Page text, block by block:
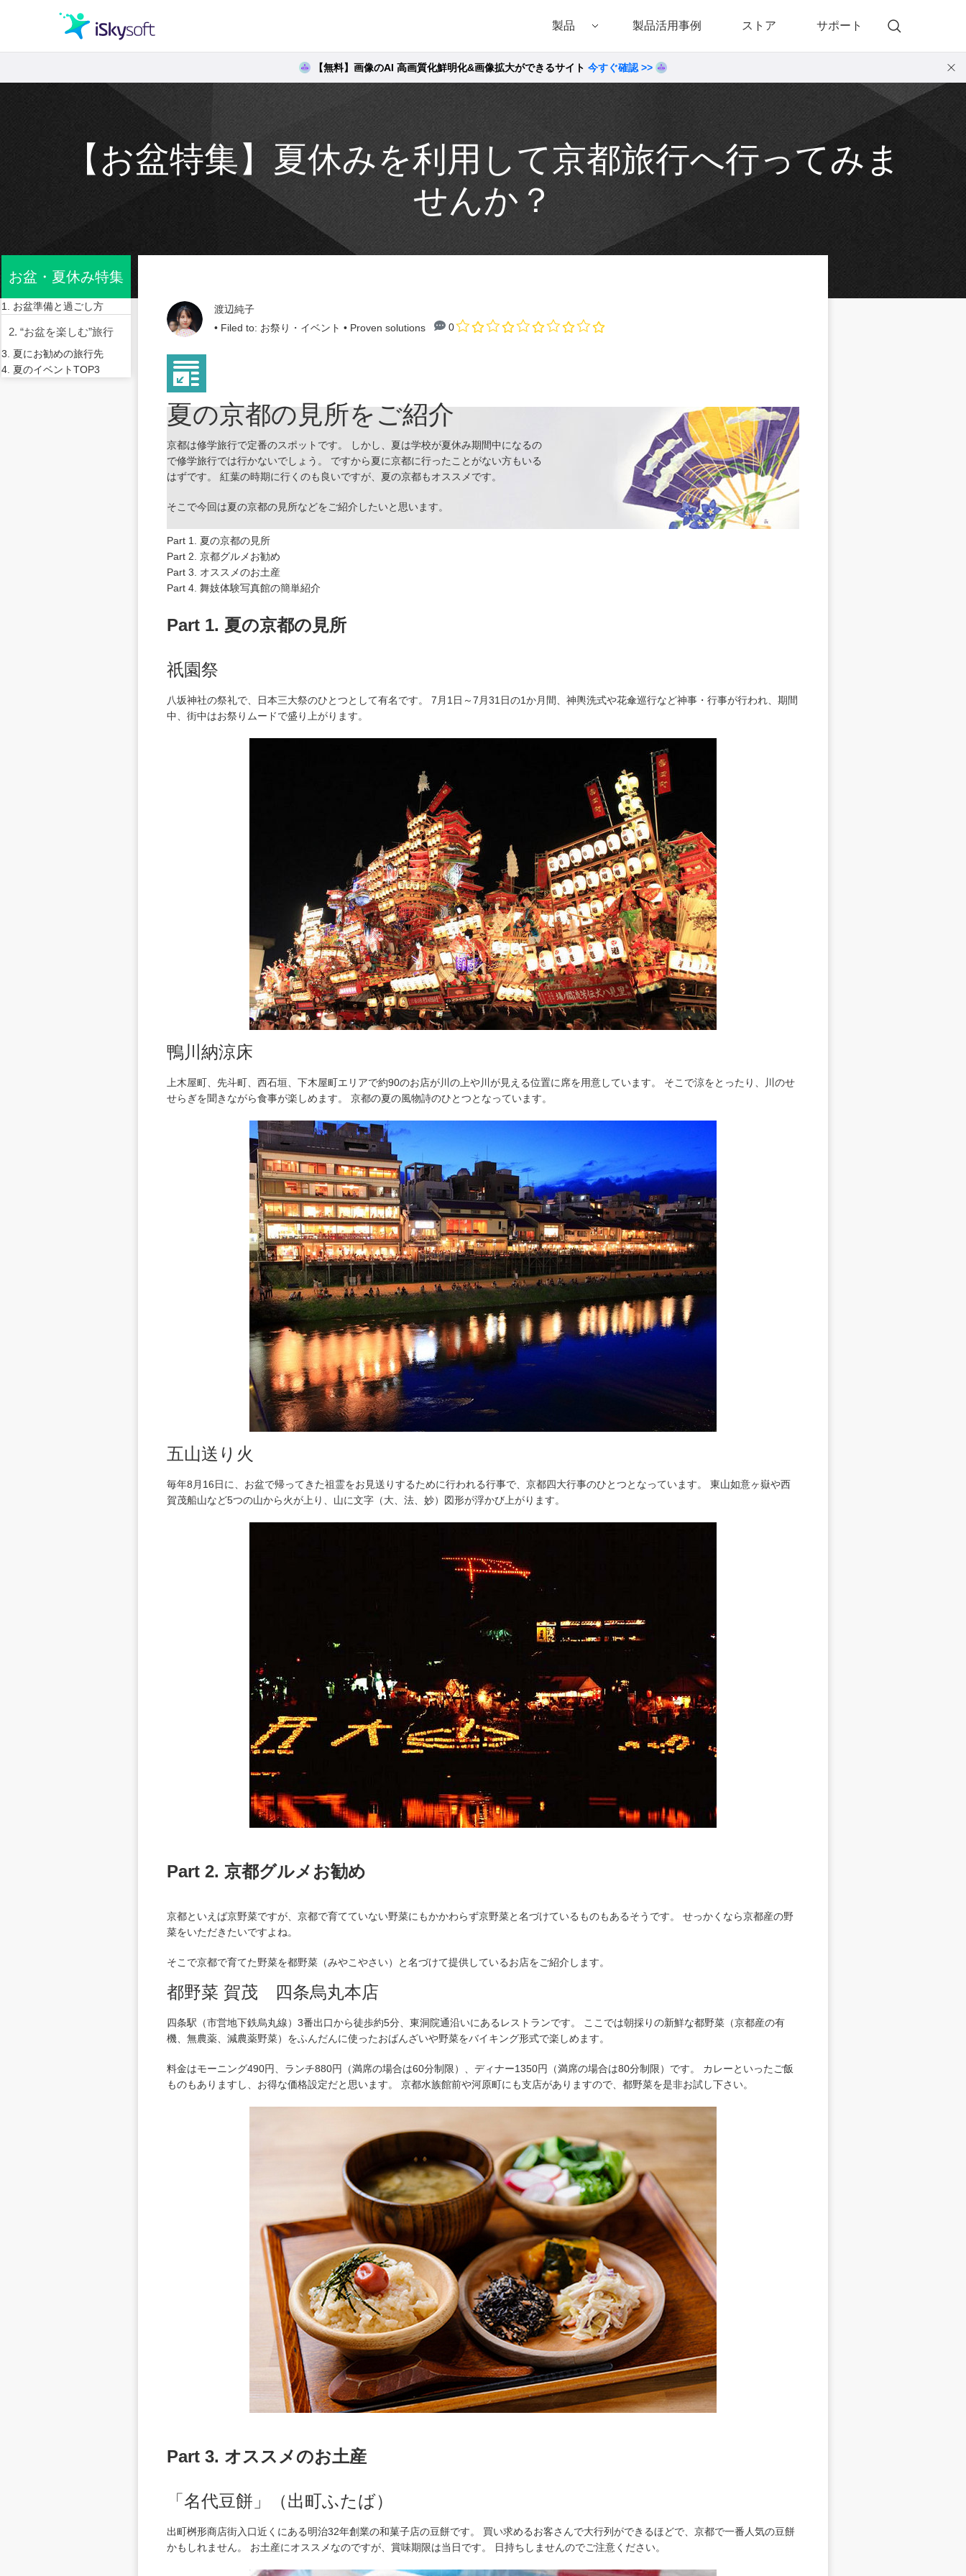
製品
クリエイティビティ
オフィス効率化
ユーティリティ
Filmora（フィモーラ）
• Filmora for Windows
• Filmora for Mac
UniConverter(スーパーメディア変換!)
• UniConverter for Windows
• UniConverter for Mac
DVD Memory（DVDメモリー）
• DVD Memory for Windows
• DVD Memory for Mac
動画・音楽変換プロ
• 動画・音楽変換6！プロ for Windows
• 動画・音楽変換3！プロ for Mac
製品活用事例 ストア サポート
【無料】画像のAI 高画質化鮮明化&画像拡大ができるサイト 今すぐ確認 >>
【お盆特集】夏休みを利用して京都旅行へ行ってみま
せんか？
渡辺純子
• Filed to: お祭り・イベント • Proven solutions 0
お盆・夏休み特集
1. お盆準備と過ごし方
2. “お盆を楽しむ”旅行
3. 夏にお勧めの旅行先
4. 夏のイベントTOP3
夏の京都の見所をご紹介
京都は修学旅行で定番のスポットです。 しかし、夏は学校が夏休み期間中になるの
で修学旅行では行かないでしょう。 ですから夏に京都に行ったことがない方もいる
はずです。 紅葉の時期に行くのも良いですが、夏の京都もオススメです。
そこで今回は夏の京都の見所などをご紹介したいと思います。
Part 1. 夏の京都の見所
Part 2. 京都グルメお勧め
Part 3. オススメのお土産
Part 4. 舞妓体験写真館の簡単紹介
Part 1. 夏の京都の見所
祇園祭
八坂神社の祭礼で、日本三大祭のひとつとして有名です。 7月1日～7月31日の1か月間、神輿洗式や花傘巡行など神事・行事が行われ、期間
中、街中はお祭りムードで盛り上がります。
鴨川納涼床
上木屋町、先斗町、西石垣、下木屋町エリアで約90のお店が川の上や川が見える位置に席を用意しています。 そこで涼をとったり、川のせ
せらぎを聞きながら食事が楽しめます。 京都の夏の風物詩のひとつとなっています。
五山送り火
毎年8月16日に、お盆で帰ってきた祖霊をお見送りするために行われる行事で、京都四大行事のひとつとなっています。 東山如意ヶ嶽や西
賀茂船山など5つの山から火が上り、山に文字（大、法、妙）図形が浮かび上がります。
Part 2. 京都グルメお勧め
京都といえば京野菜ですが、京都で育てていない野菜にもかかわらず京野菜と名づけているものもあるそうです。 せっかくなら京都産の野
菜をいただきたいですよね。
そこで京都で育てた野菜を都野菜（みやこやさい）と名づけて提供しているお店をご紹介します。
都野菜 賀茂 四条烏丸本店
四条駅（市営地下鉄烏丸線）3番出口から徒歩約5分、東洞院通沿いにあるレストランです。 ここでは朝採りの新鮮な都野菜（京都産の有
機、無農薬、減農薬野菜）をふんだんに使ったおばんざいや野菜をバイキング形式で楽しめます。
料金はモーニング490円、ランチ880円（満席の場合は60分制限）、ディナー1350円（満席の場合は80分制限）です。 カレーといったご飯
ものもありますし、お得な価格設定だと思います。 京都水族館前や河原町にも支店がありますので、都野菜を是非お試し下さい。
Part 3. オススメのお土産
「名代豆餅」（出町ふたば）
出町桝形商店街入口近くにある明治32年創業の和菓子店の豆餅です。 買い求めるお客さんで大行列ができるほどで、京都で一番人気の豆餅
かもしれません。 お土産にオススメなのですが、賞味期限は当日です。 日持ちしませんのでご注意ください。